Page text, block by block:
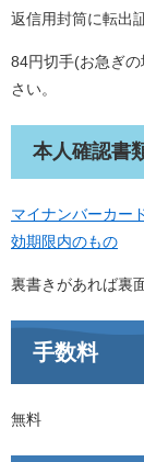
返信用封筒に転出
84円切手(お急ぎ
さい。
本人確認書
マイナンバーカー
効期限内のもの
裏書きがあれば裏
手数料
無料